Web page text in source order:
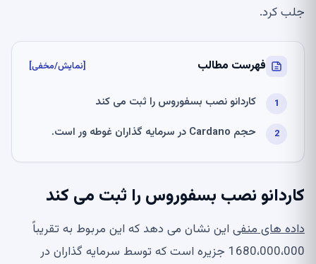
جلب کرد.
فهرست مطالب [نمایش/مخفی]
کاردانو نصب بسفوروس را ثبت می کند
حجم Cardano در سرمایه گذاران غوطه ور است.
کاردانو نصب بسفوروس را ثبت می کند
داده های منفی این نشان می دهد که این مربوط به تقریباً
1680،000،000 جزیره است که توسط سرمایه گذاران در